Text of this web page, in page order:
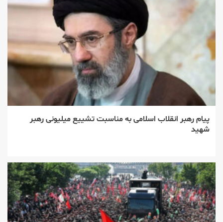
پیام رهبر انقلاب اسلامی به مناسبت تشییع میلیونی رهبر
شهید